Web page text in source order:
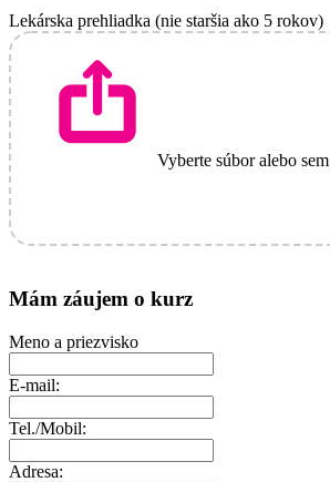
Lekárska prehliadka (nie staršia ako 5 rokov)
Vyberte súbor alebo
Mám záujem o kurz
Meno a priezvisko
E-mail:
Tel./Mobil:
Adresa: